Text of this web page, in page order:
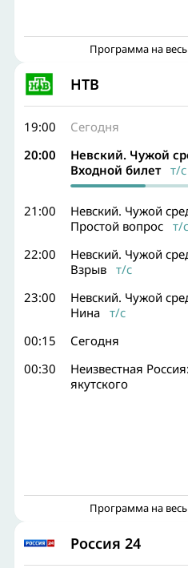
Программа на
НТВ
19:00
Сегодня
20:00
Невский. Чужой
Входной билетт/с
21:00
Невский. Чужой
Простой вопрос т/с
22:00
Невский. Чужой
Взрыв т/с
23:00
Невский. Чужой
Нина т/с
00:15
Сегодня
00:30
Неизвестная
якутского
Программа на
Россия 24